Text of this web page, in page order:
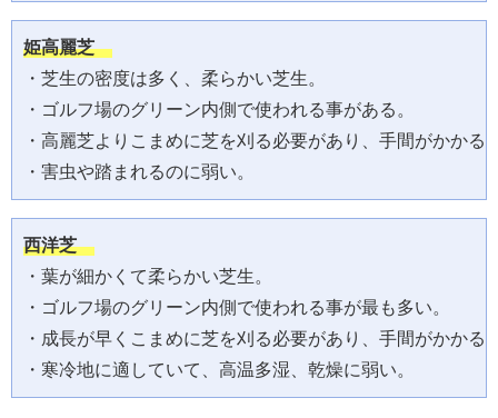
姫高麗芝
・芝生の密度は多く、柔らかい芝生。
・ゴルフ場のグリーン内側で使われる事がある。
・高麗芝よりこまめに芝を刈る必要があり、手間がかかる
・害虫や踏まれるのに弱い。
西洋芝
・葉が細かくて柔らかい芝生。
・ゴルフ場のグリーン内側で使われる事が最も多い。
・成長が早くこまめに芝を刈る必要があり、手間がかかる
・寒冷地に適していて、高温多湿、乾燥に弱い。